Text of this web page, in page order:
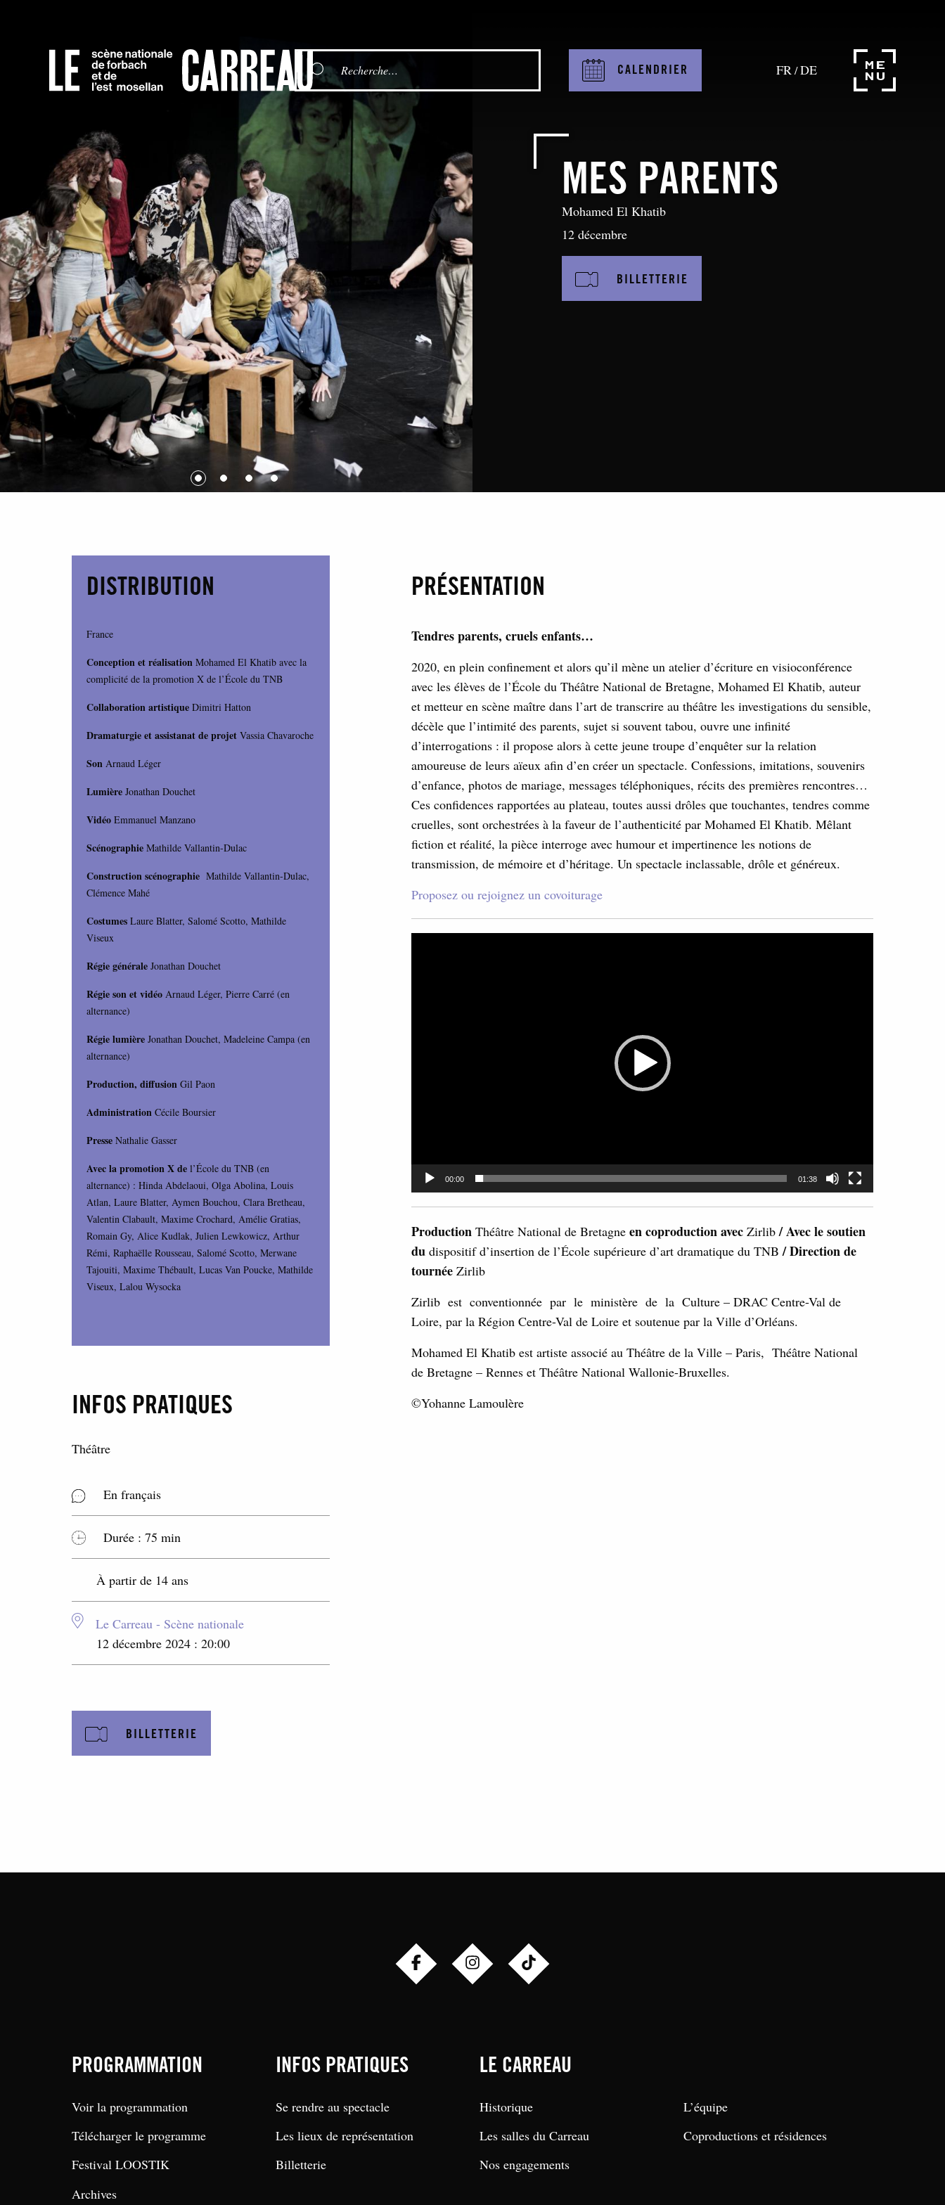
CALENDRIER FR/DE
MES PARENTS
Mohamed El Khatib
12 décembre
BILLETTERIE
DISTRIBUTION
France
Conception et réalisation Mohamed El Khatib avec la
complicité de la promotion X de l’École du TNB
Collaboration artistique Dimitri Hatton
Dramaturgie et assistanat de projet Vassia Chavaroche
Son Arnaud Léger
Lumière Jonathan Douchet
Vidéo Emmanuel Manzano
Scénographie Mathilde Vallantin-Dulac
Construction scénographie Mathilde Vallantin-Dulac,
Clémence Mahé
Costumes Laure Blatter, Salomé Scotto, Mathilde
Viseux
Régie générale Jonathan Douchet
Régie son et vidéo Arnaud Léger, Pierre Carré (en
alternance)
Régie lumière Jonathan Douchet, Madeleine Campa (en
alternance)
Production, diffusion Gil Paon
Administration Cécile Boursier
Presse Nathalie Gasser
Avec la promotion X de l’École du TNB (en
alternance) : Hinda Abdelaoui, Olga Abolina, Louis
Atlan, Laure Blatter, Aymen Bouchou, Clara Bretheau,
Valentin Clabault, Maxime Crochard, Amélie Gratias,
Romain Gy, Alice Kudlak, Julien Lewkowicz, Arthur
Rémi, Raphaëlle Rousseau, Salomé Scotto, Merwane
Tajouiti, Maxime Thébault, Lucas Van Poucke, Mathilde
Viseux, Lalou Wysocka
INFOS PRATIQUES
Théâtre
En français
Durée : 75 min
À partir de 14 ans
Le Carreau - Scène nationale
12 décembre 2024 : 20:00
BILLETTERIE
PRÉSENTATION
Tendres parents, cruels enfants…
2020, en plein confinement et alors qu’il mène un atelier d’écriture en visioconférence
avec les élèves de l’École du Théâtre National de Bretagne, Mohamed El Khatib, auteur
et metteur en scène maître dans l’art de transcrire au théâtre les investigations du sensible,
décèle que l’intimité des parents, sujet si souvent tabou, ouvre une infinité
d’interrogations : il propose alors à cette jeune troupe d’enquêter sur la relation
amoureuse de leurs aïeux afin d’en créer un spectacle. Confessions, imitations, souvenirs
d’enfance, photos de mariage, messages téléphoniques, récits des premières rencontres…
Ces confidences rapportées au plateau, toutes aussi drôles que touchantes, tendres comme
cruelles, sont orchestrées à la faveur de l’authenticité par Mohamed El Khatib. Mêlant
fiction et réalité, la pièce interroge avec humour et impertinence les notions de
transmission, de mémoire et d’héritage. Un spectacle inclassable, drôle et généreux.
Proposez ou rejoignez un covoiturage
00:00 01:38
ProductionThéâtre National de Bretagneen coproduction avecZirlib/ Avec le soutien
du dispositif d’insertion de l’École supérieure d’art dramatique du TNB / Direction de
tournéeZirlib
Zirlib est conventionnée par le ministère de la Culture – DRAC Centre-Val de
Loire, par la Région Centre-Val de Loire et soutenue par la Ville d’Orléans.
Mohamed El Khatib est artiste associé au Théâtre de la Ville – Paris, Théâtre National
de Bretagne – Rennes et Théâtre National Wallonie-Bruxelles.
©Yohanne Lamoulère
PROGRAMMATION
Voir la programmation
Télécharger le programme
Festival LOOSTIK
Archives
INFOS PRATIQUES
Se rendre au spectacle
Les lieux de représentation
Billetterie
LE CARREAU
Historique
L’équipe
Les salles du Carreau
Coproductions et résidences
Nos engagements